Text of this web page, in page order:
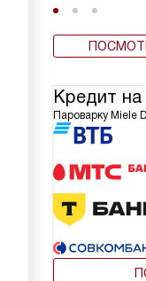
Кредит на
Пароварку Miele